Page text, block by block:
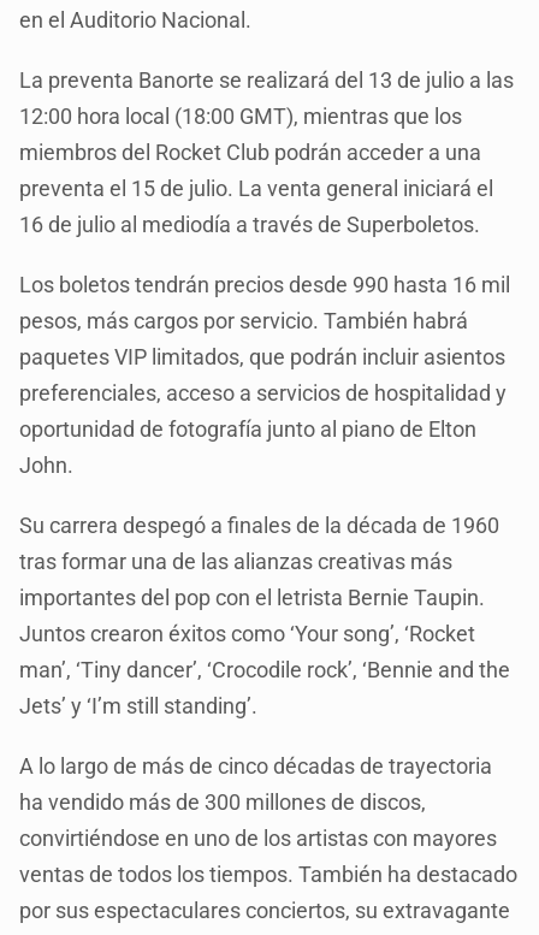
en el Auditorio Nacional.
La preventa Banorte se realizará del 13 de julio a las
12:00 hora local (18:00 GMT), mientras que los
miembros del Rocket Club podrán acceder a una
preventa el 15 de julio. La venta general iniciará el
16 de julio al mediodía a través de Superboletos.
Los boletos tendrán precios desde 990 hasta 16 mil
pesos, más cargos por servicio. También habrá
paquetes VIP limitados, que podrán incluir asientos
preferenciales, acceso a servicios de hospitalidad y
oportunidad de fotografía junto al piano de Elton
John.
Su carrera despegó a finales de la década de 1960
tras formar una de las alianzas creativas más
importantes del pop con el letrista Bernie Taupin.
Juntos crearon éxitos como ‘Your song’, ‘Rocket
man’, ‘Tiny dancer’, ‘Crocodile rock’, ‘Bennie and the
Jets’ y ‘I’m still standing’.
A lo largo de más de cinco décadas de trayectoria
ha vendido más de 300 millones de discos,
convirtiéndose en uno de los artistas con mayores
ventas de todos los tiempos. También ha destacado
por sus espectaculares conciertos, su extravagante